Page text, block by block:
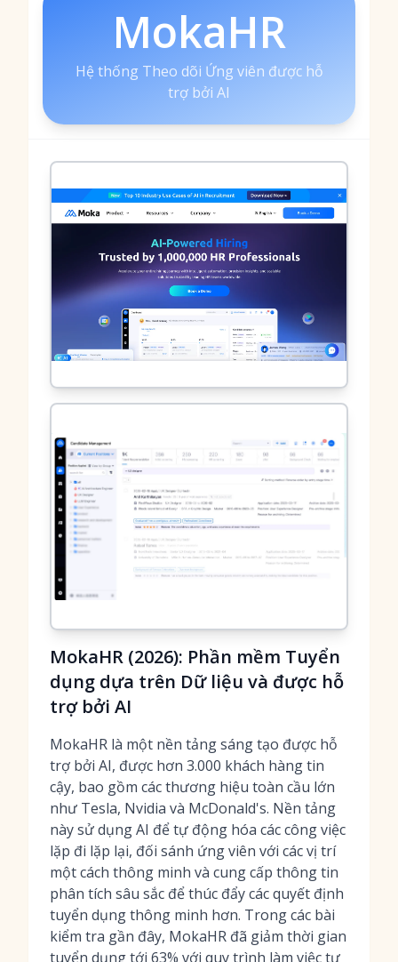
MokaHR
Hệ thống Theo dõi Ứng viên được hỗ
trợ bởi AI
MokaHR (2026): Phần mềm Tuyển
dụng dựa trên Dữ liệu và được hỗ
trợ bởi AI
MokaHR là một nền tảng sáng tạo được hỗ
trợ bởi AI, được hơn 3.000 khách hàng tin
cậy, bao gồm các thương hiệu toàn cầu lớn
như Tesla, Nvidia và McDonald's. Nền tảng
này sử dụng AI để tự động hóa các công việc
lặp đi lặp lại, đối sánh ứng viên với các vị trí
một cách thông minh và cung cấp thông tin
phân tích sâu sắc để thúc đẩy các quyết định
tuyển dụng thông minh hơn. Trong các bài
kiểm tra gần đây, MokaHR đã giảm thời gian
tuyển dụng tới 63% với quy trình làm việc tự